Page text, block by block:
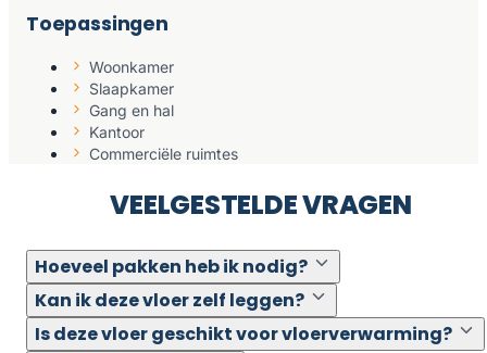
Toepassingen
Woonkamer
Slaapkamer
Gang en hal
Kantoor
Commerciële ruimtes
VEELGESTELDE VRAGEN
Hoeveel pakken heb ik nodig?
Kan ik deze vloer zelf leggen?
Is deze vloer geschikt voor vloerverwarming?